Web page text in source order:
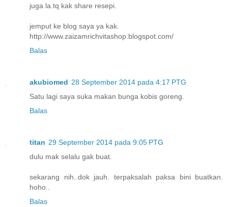
juga la.tq kak share resepi.
jemput ke blog saya ya kak.
http://www.zaizamrichvitashop.blogspot.com/
Balas
akubiomed 28 September 2014 pada 4:17 PTG
Satu lagi saya suka makan bunga kobis goreng.
Balas
titan 29 September 2014 pada 9:05 PTG
dulu mak selalu gak buat.
sekarang nih..dok jauh. terpaksalah paksa bini buatkan.
hoho..
Balas